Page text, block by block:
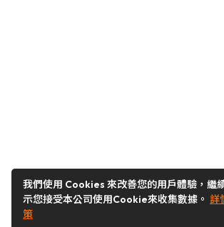
我們使用 Cookies 來改善您的用戶體驗，繼
示您接受本公司使用Cookie來收集數據。 詳
策